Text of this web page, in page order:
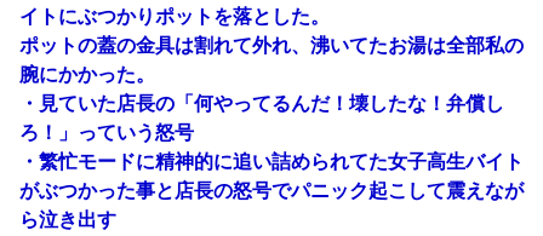
イトにぶつかりポットを落とした。
ポットの蓋の金具は割れて外れ、沸いてたお湯は全部私の
腕にかかった。
・見ていた店長の「何やってるんだ！壊したな！弁償し
ろ！」っていう怒号
・繁忙モードに精神的に追い詰められてた女子高生バイト
がぶつかった事と店長の怒号でパニック起こして震えなが
ら泣き出す